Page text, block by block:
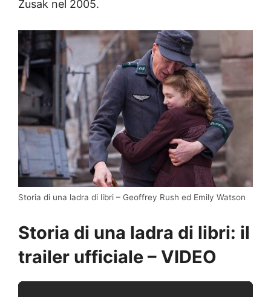
Zusak nel 2005.
Storia di una ladra di libri – Geoffrey Rush ed Emily Watson
Storia di una ladra di libri: il
trailer ufficiale – VIDEO